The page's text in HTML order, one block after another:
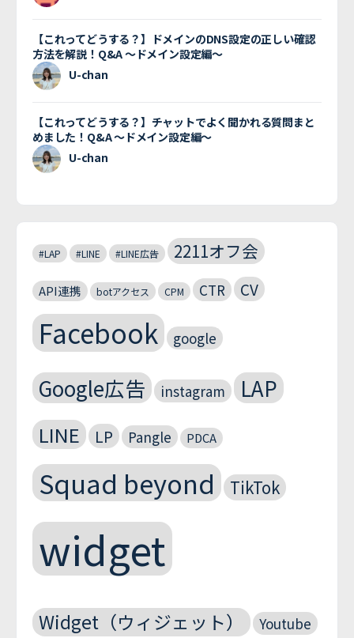
【これってどうする？】ドメインのDNS設定の正しい確認
方法を解説！Q&A 〜ドメイン設定編〜
U-chan
【これってどうする？】チャットでよく聞かれる質問まと
めました！Q&A 〜ドメイン設定編〜
U-chan
#LAP #LINE #LINE広告 2211オフ会
API連携 botアクセス CPM CTR CV
Facebook google
Google広告 instagram LAP
LINE LP Pangle PDCA
Squad beyond TikTok
widget
Widget（ウィジェット）
Youtube